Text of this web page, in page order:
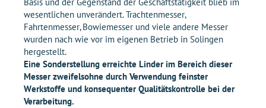
Basis und der Gegenstand der Geschäftstätigkeit blieb im
wesentlichen unverändert. Trachtenmesser,
Fahrtenmesser, Bowiemesser und viele andere Messer
wurden nach wie vor im eigenen Betrieb in Solingen
hergestellt.
Eine Sonderstellung erreichte Linder im Bereich dieser
Messer zweifelsohne durch Verwendung feinster
Werkstoffe und konsequenter Qualitätskontrolle bei der
Verarbeitung.